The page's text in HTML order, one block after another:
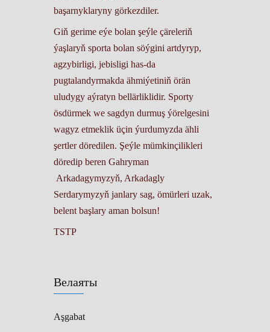
Велаяты
Aşgabat
başarnyklaryny görkezdiler.
Giň gerime eýe bolan şeýle çäreleriň
ýaşlaryň sporta bolan söýgini artdyryp,
agzybirligi, jebisligi has-da
pugtalandyrmakda ähmiýetiniň örän
uludygy aýratyn bellärliklidir. Sporty
ösdürmek we sagdyn durmuş ýörelgesini
wagyz etmeklik üçin ýurdumyzda ähli
şertler döredilen. Şeýle mümkinçilikleri
döredip beren Gahryman
Arkadagymyzyň, Arkadagly
Serdarymyzyň janlary sag, ömürleri uzak,
belent başlary aman bolsun!
TSTP